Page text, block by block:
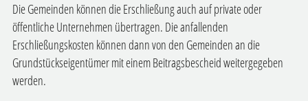
Die Gemeinden können die Erschließung auch auf private oder
öffentliche Unternehmen übertragen. Die anfallenden
Erschließungskosten können dann von den Gemeinden an die
Grundstückseigentümer mit einem Beitragsbescheid weitergegeben
werden.